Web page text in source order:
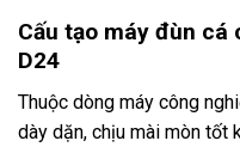
Cấu tạo máy đùn cá
D24
Thuộc dòng máy công
dày dặn, chịu mài mòn tốt